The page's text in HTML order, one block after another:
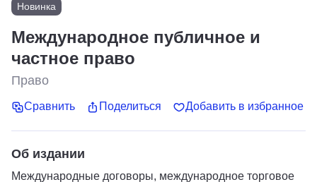
Новинка
Международное публичное и
частное право
Право
Сравнить Поделиться Добавить в избранное
Об издании
Международные договоры, международное торговое